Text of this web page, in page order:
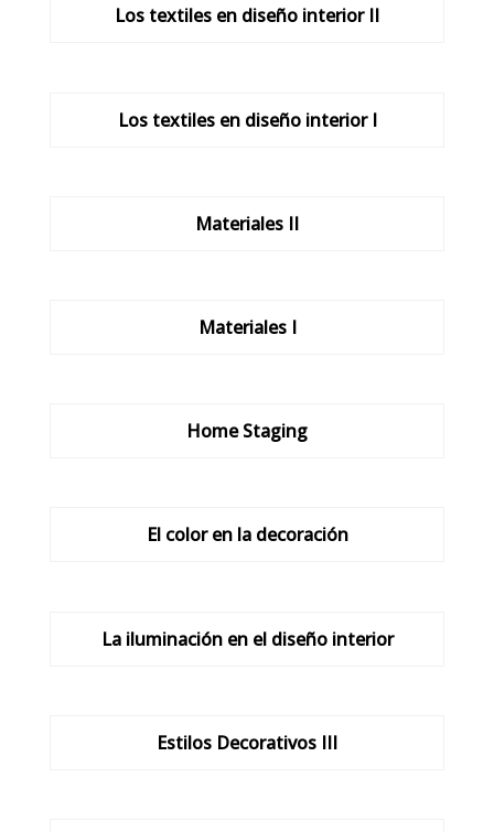
Los textiles en diseño interior II
Los textiles en diseño interior I
Materiales II
Materiales I
Home Staging
El color en la decoración
La iluminación en el diseño interior
Estilos Decorativos III